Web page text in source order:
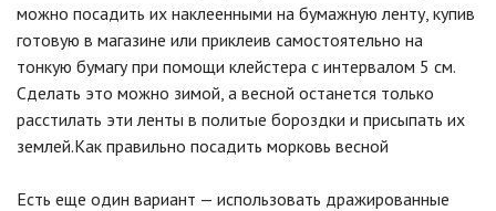
можно посадить их наклеенными на бумажную ленту, купив
готовую в магазине или приклеив самостоятельно на
тонкую бумагу при помощи клейстера с интервалом 5 см.
Сделать это можно зимой, а весной останется только
расстилать эти ленты в политые бороздки и присыпать их
землей.Как правильно посадить морковь весной
Есть еще один вариант — использовать дражированные